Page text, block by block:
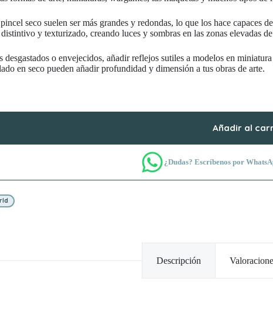
seco suelen ser más grandes y redondas, lo que los hace capaces
y texturizado, creando luces y sombras en las zonas elevadas
desgastados o envejecidos, añadir reflejos sutiles a modelos en
en seco pueden añadir profundidad y dimensión a tus obras de arte.
Añadir al
¿Dudas? Escríbenos por
Descripción